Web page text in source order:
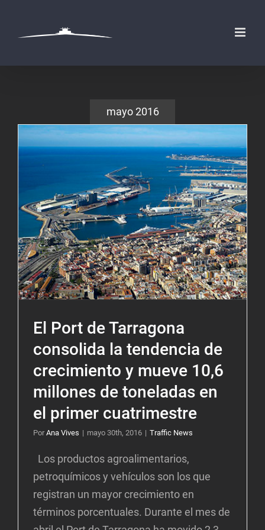
mayo 2016
El Port de Tarragona
consolida la tendencia de
crecimiento y mueve 10,6
millones de toneladas en
el primer cuatrimestre
PorAna Vives | mayo 30th, 2016 | Traffic News
Los productos agroalimentarios,
petroquímicos y vehículos son los que
registran un mayor crecimiento en
términos porcentuales. Durante el mes de